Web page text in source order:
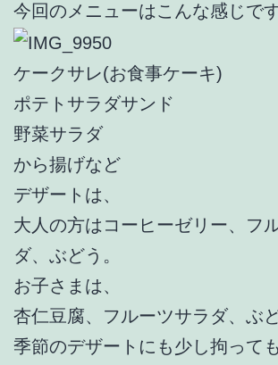
今回のメニューはこんな感じです
ケークサレ(お食事ケーキ)
ポテトサラダサンド
野菜サラダ
から揚げなど
デザートは、
大人の方はコーヒーゼリー、フ
ダ、ぶどう。
お子さまは、
杏仁豆腐、フルーツサラダ、ぶ
季節のデザートにも少し拘って